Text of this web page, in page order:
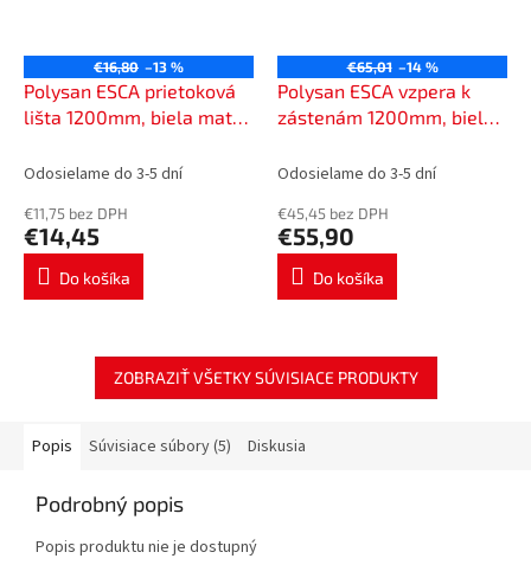
€16,80 –13 %
Polysan ESCA prietoková
lišta 1200mm, biela matná
Odosielame do 3-5 dní
€11,75 bez DPH
€14,45
Do košíka
€65,01 –14 %
Polysan ESCA vzpera k
zástenám 1200mm, biela
Odosielame do 3-5 dní
€45,45 bez DPH
€55,90
Do košíka
ZOBRAZIŤ VŠETKY SÚVISIACE PRODUKTY
Popis Súvisiace súbory (5) Diskusia
Podrobný popis
Popis produktu nie je dostupný